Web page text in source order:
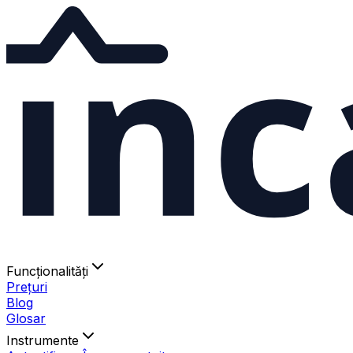
Funcționalități
Prețuri
Blog
Glosar
Instrumente